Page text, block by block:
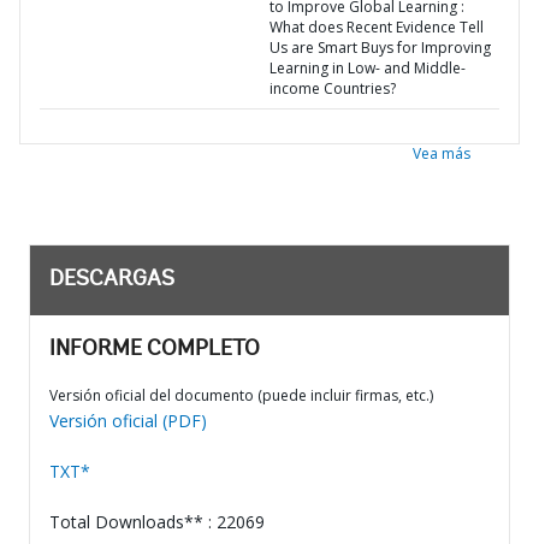
to Improve Global Learning :
What does Recent Evidence Tell
Us are Smart Buys for Improving
Learning in Low- and Middle-
income Countries?
Vea más
DESCARGAS
INFORME COMPLETO
Versión oficial del documento (puede incluir firmas, etc.)
Versión oficial (PDF)
TXT*
Total Downloads** : 22069